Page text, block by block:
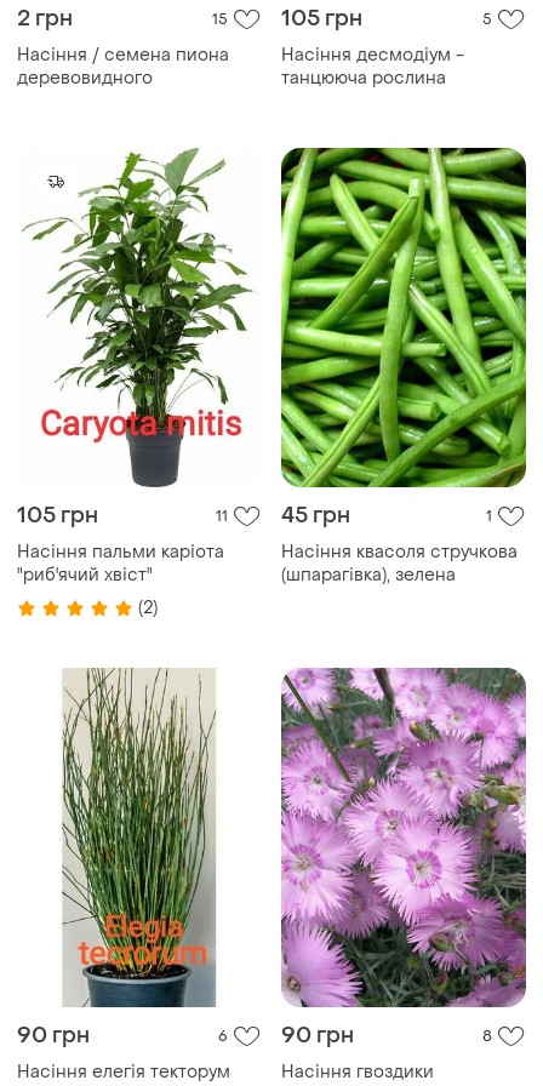
2 грн 15
Насіння / семена пиона
деревовидного
105 грн 5
Насіння десмодіум -
танцююча рослина
105 грн 11
Насіння пальми каріота
"риб'ячий хвіст"
(2)
45 грн 1
Насіння квасоля стручкова
(шпарагівка), зелена
90 грн 6
Насіння елегія текторум
90 грн 8
Насіння гвоздики